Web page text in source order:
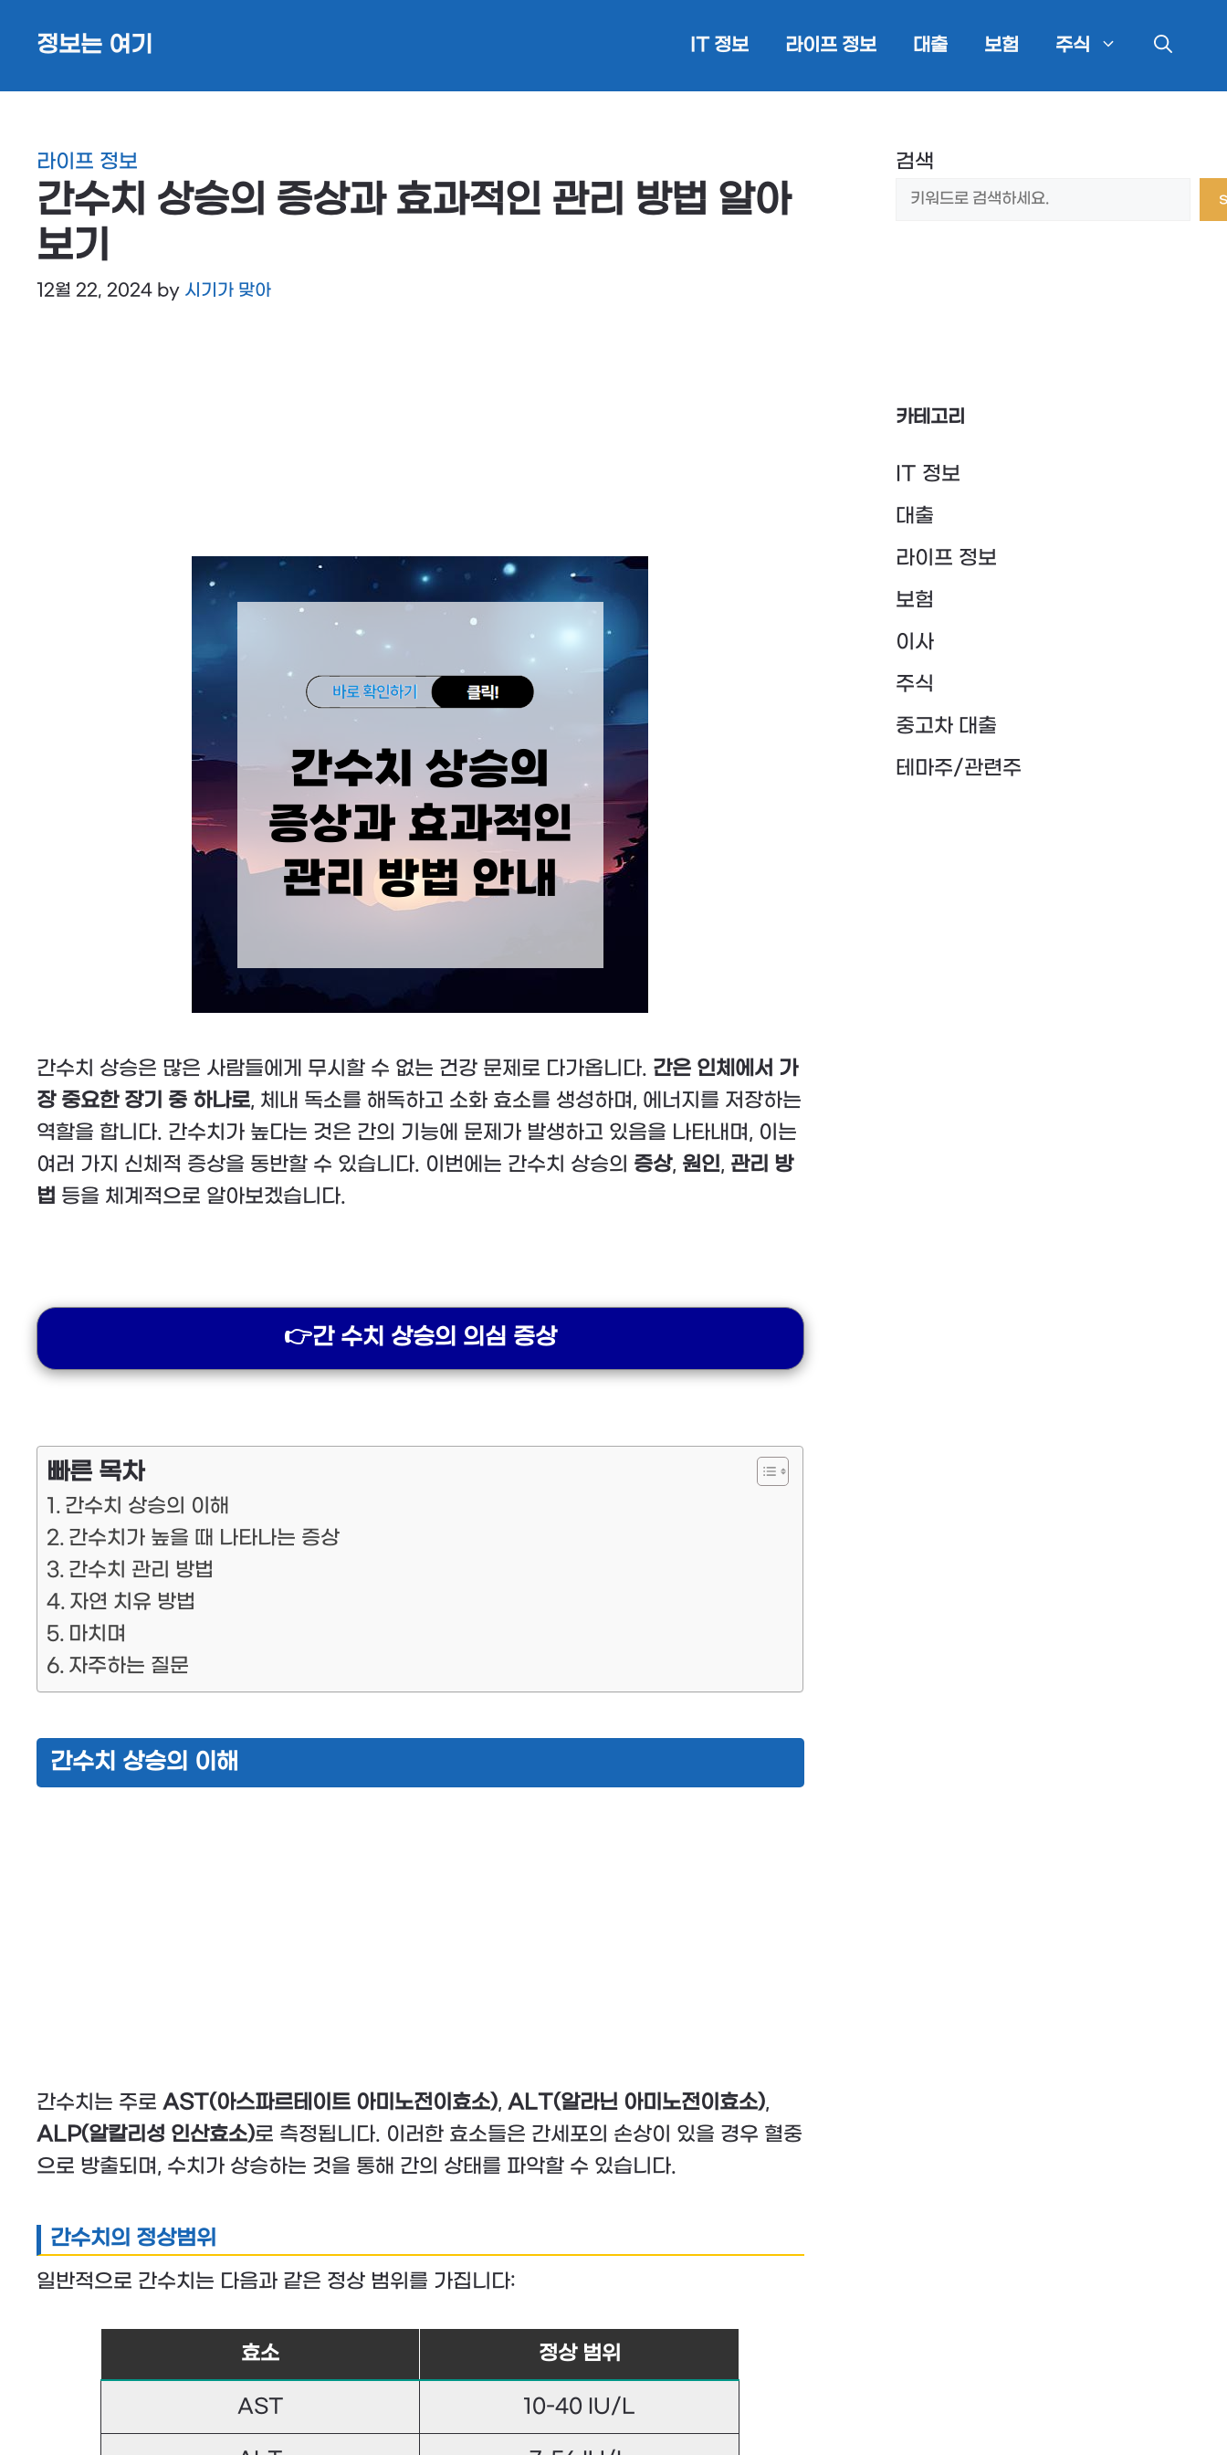
정보는 여기 IT 정보 라이프 정보 대출 보험 주식
라이프 정보
간수치 상승의 증상과 효과적인 관리 방법 알아
보기
12월 22, 2024 by 시기가 맞아
간수치 상승은 많은 사람들에게 무시할 수 없는 건강 문제로 다가옵니다. 간은 인체에서 가
장 중요한 장기 중 하나로, 체내 독소를 해독하고 소화 효소를 생성하며, 에너지를 저장하는
역할을 합니다. 간수치가 높다는 것은 간의 기능에 문제가 발생하고 있음을 나타내며, 이는
여러 가지 신체적 증상을 동반할 수 있습니다. 이번에는 간수치 상승의 증상, 원인, 관리 방
법 등을 체계적으로 알아보겠습니다.
👉간 수치 상승의 의심 증상
빠른 목차
간수치 상승의 이해
간수치가 높을 때 나타나는 증상
간수치 관리 방법
자연 치유 방법
마치며
자주하는 질문
간수치 상승의 이해
간수치는 주로 AST(아스파르테이트 아미노전이효소), ALT(알라닌 아미노전이효소),
ALP(알칼리성 인산효소)로 측정됩니다. 이러한 효소들은 간세포의 손상이 있을 경우 혈중
으로 방출되며, 수치가 상승하는 것을 통해 간의 상태를 파악할 수 있습니다.
간수치의 정상범위
일반적으로 간수치는 다음과 같은 정상 범위를 가집니다:
효소 정상 범위
AST 10-40 IU/L
검색
카테고리
IT 정보
대출
라이프 정보
보험
이사
주식
중고차 대출
테마주/관련주